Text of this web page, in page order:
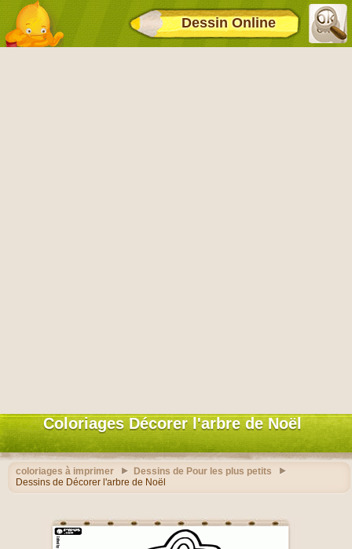
Dessin Online
Coloriages Décorer l'arbre de Noël
coloriages à imprimer
Dessins de Pour les plus petits
Dessins de Décorer l'arbre de Noël